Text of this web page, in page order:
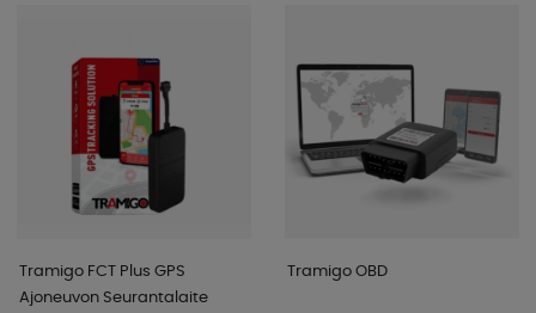
Tramigo FCT Plus GPS
Ajoneuvon Seurantalaite
Tramigo OBD